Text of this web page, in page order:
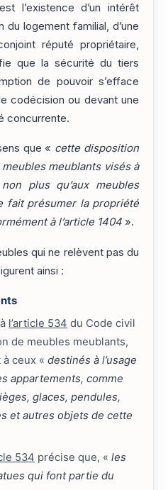
l’existence d’un intérêt
logement familial, d’une
réputé propriétaire,
que la sécurité du tiers
de pouvoir s’efface
codécision ou devant une
concurrente.
que « cette disposition
meubles meublants visés à
plus qu’aux meubles
fait présumer la propriété
à l’article 1404 ».
qui ne relèvent pas du
ainsi :
l’article 534 du Code civil
de meubles meublants,
à ceux «destinés à l’usage
appartements, comme
glaces, pendules,
et autres objets de cette
534 précise que, «les
qui font partie du